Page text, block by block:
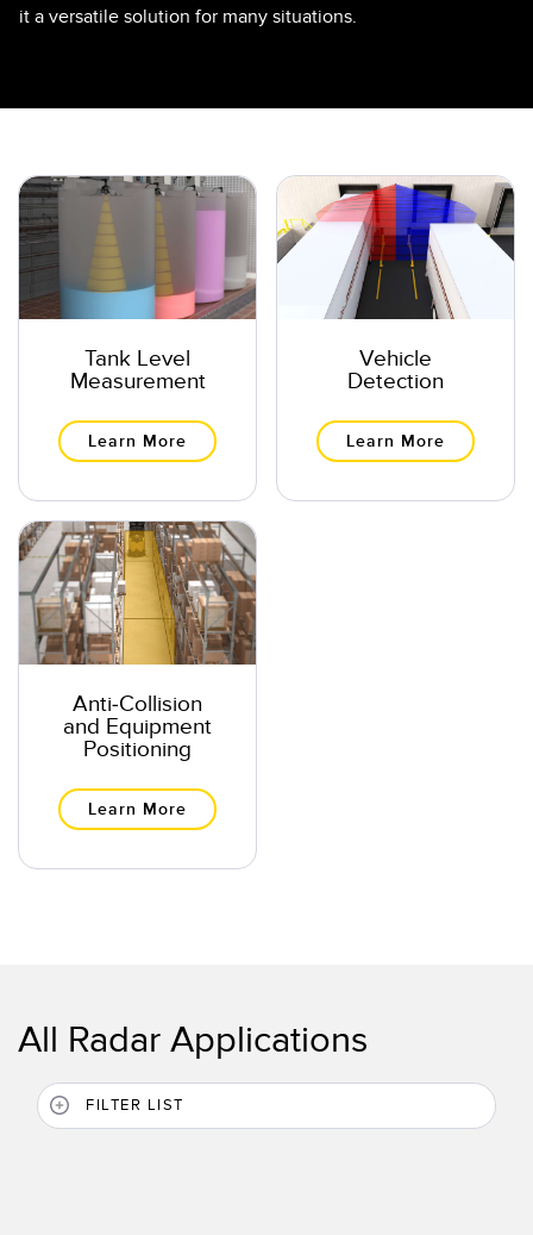
Pick-to-Light 센서
Condition Monitoring Sensors
Vibration Sensors
ACCESSORIES
액세서리
코드셋
소프트웨어
Banner Measurement Sensor Software
센서 GUI 소프트웨어
IO-Link 지원 센서
it a versatile solution for many situations.
Tank Level
Measurement
Learn More
Vehicle
Detection
Learn More
Anti-Collision
and Equipment
Positioning
Learn More
All Radar Applications
FILTER LIST